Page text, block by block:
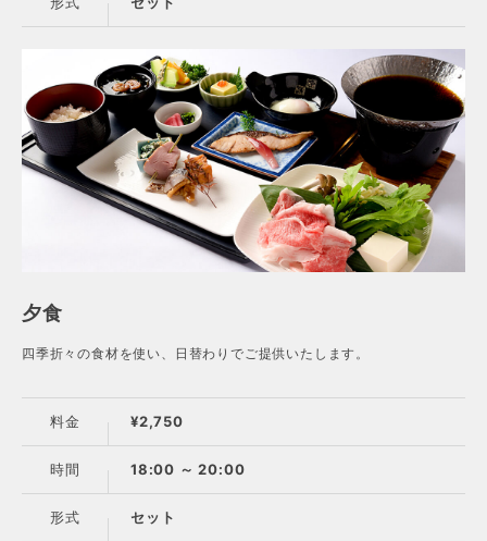
夕食
四季折々の食材を使い、日替わりでご提供いたします。
料金 ¥2,750
時間 18:00 ～ 20:00
形式 セット